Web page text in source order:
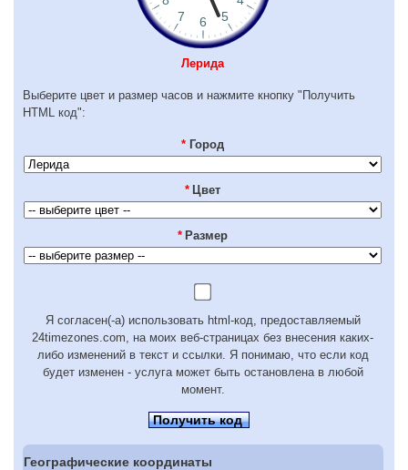
Лерида
Выберите цвет и размер часов и нажмите кнопку "Получить
HTML код":
* Город
* Цвет
* Размер
Я согласен(-а) использовать html-код, предоставляемый
24timezones.com, на моих веб-страницах без внесения каких-
либо изменений в текст и ссылки. Я понимаю, что если код
будет изменен - услуга может быть остановлена в любой
момент.
Получить код
Географические координаты